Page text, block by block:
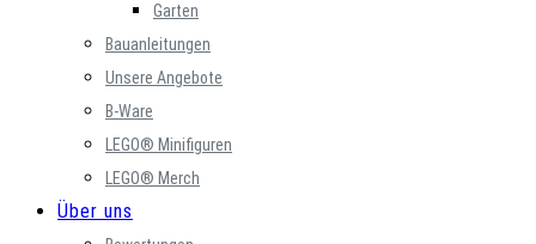
Garten
Bauanleitungen
Unsere Angebote
B-Ware
LEGO® Minifiguren
LEGO® Merch
Über uns